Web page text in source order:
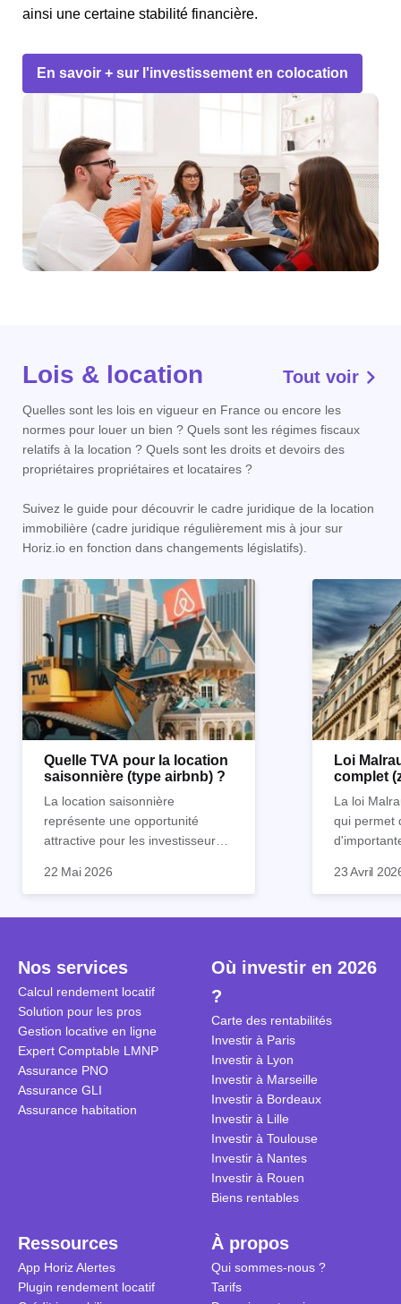
ainsi une certaine stabilité financière.
En savoir + sur l'investissement en colocation
Lois & location Tout voir
Quelles sont les lois en vigueur en France ou encore les
normes pour louer un bien ? Quels sont les régimes fiscaux
relatifs à la location ? Quels sont les droits et devoirs des
propriétaires propriétaires et locataires ?
Suivez le guide pour découvrir le cadre juridique de la location
immobilière (cadre juridique régulièrement mis à jour sur
Horiz.io en fonction dans changements législatifs).
Quelle TVA pour la location
saisonnière (type airbnb) ?
La location saisonnière
représente une opportunité
attractive pour les investisseurs
patrimoine et générer des
Cependant, il est crucial de
notamment la TVA, afin
d'optimiser cette activité.
Et qu’a-t-on appris à la rentrée
la TVA est généralisé pour les
saisonnière dans certaines
conditions. On fait le point dans
cet article.
22 Mai 2026
Loi
complet
La loi
qui permet
immobilier.
historique
quelles
pour en
23 Avril
Nos services
Calcul rendement locatif
Solution pour les pros
Gestion locative en ligne
Expert Comptable LMNP
Assurance PNO
Assurance GLI
Assurance habitation
Où investir en 2026
?
Carte des rentabilités
Investir à Paris
Investir à Lyon
Investir à Marseille
Investir à Bordeaux
Investir à Lille
Investir à Toulouse
Investir à Nantes
Investir à Rouen
Biens rentables
Ressources
App Horiz Alertes
Plugin rendement locatif
À propos
Qui sommes-nous ?
Tarifs